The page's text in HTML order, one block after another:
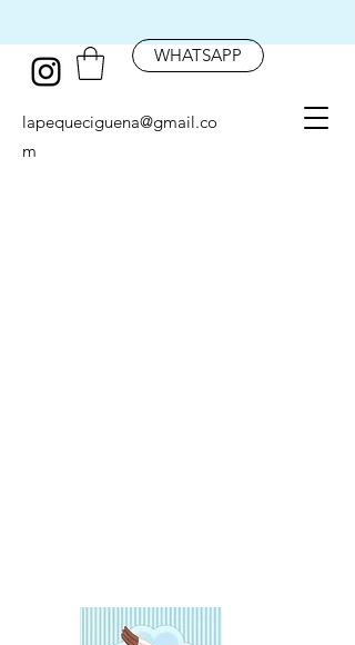
WHATSAPP
lapequeciguena@gmail.co
m